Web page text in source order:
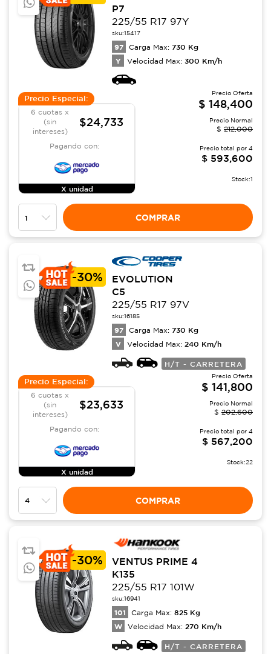
P7
225/55 R17 97Y
sku:15417
97 Carga Max: 730 Kg
Y Velocidad Max: 300 Km/h
Precio Especial:
6 cuotas x
(sin
intereses)
$24,733
Pagando con:
X unidad
Precio Oferta
$ 148,400
Precio Normal
$ 212,000
Precio total por 4
$ 593,600
Stock:1
COMPRAR
-30%
EVOLUTION
C5
225/55 R17 97V
sku:16185
97 Carga Max: 730 Kg
V Velocidad Max: 240 Km/h
H/T - CARRETERA
Precio Especial:
6 cuotas x
(sin
intereses)
$23,633
Pagando con:
X unidad
Precio Oferta
$ 141,800
Precio Normal
$ 202,600
Precio total por 4
$ 567,200
Stock:22
COMPRAR
-30%
VENTUS PRIME 4
K135
225/55 R17 101W
sku:16941
101 Carga Max: 825 Kg
W Velocidad Max: 270 Km/h
H/T - CARRETERA